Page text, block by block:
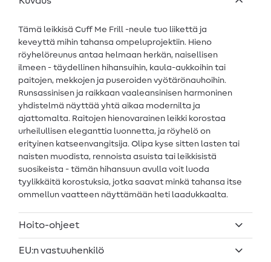
Tämä leikkisä Cuff Me Frill -neule tuo liikettä ja
keveyttä mihin tahansa ompeluprojektiin. Hieno
röyhelöreunus antaa helmaan herkän, naisellisen
ilmeen - täydellinen hihansuihin, kaula-aukkoihin tai
paitojen, mekkojen ja puseroiden vyötärönauhoihin.
Runsassinisen ja raikkaan vaaleansinisen harmoninen
yhdistelmä näyttää yhtä aikaa modernilta ja
ajattomalta. Raitojen hienovarainen leikki korostaa
urheilullisen eleganttia luonnetta, ja röyhelö on
erityinen katseenvangitsija. Olipa kyse sitten lasten tai
naisten muodista, rennoista asuista tai leikkisistä
suosikeista - tämän hihansuun avulla voit luoda
tyylikkäitä korostuksia, jotka saavat minkä tahansa itse
ommellun vaatteen näyttämään heti laadukkaalta.
Hoito-ohjeet
EU:n vastuuhenkilö